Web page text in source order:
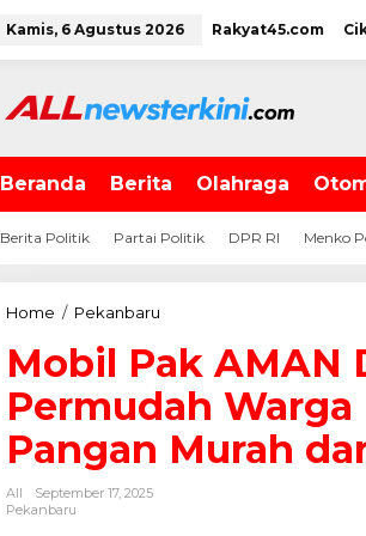
Kamis, 6 Agustus 2026 Rakyat45.com
Beranda Berita Olahraga
Berita Politik Partai Politik DPR RI Menko
Home / Pekanbaru
b
Mobil Pak AMAN
Permudah
Pangan Murah
All
September 17, 2025
Pekanbaru